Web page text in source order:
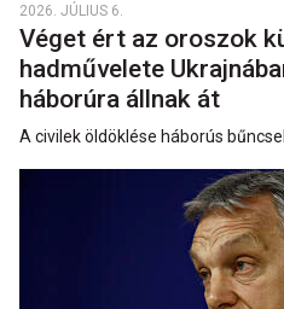
2026. JÚLIUS 6.
Véget ért az oroszok
hadművelete
háborúra állnak át
A civilek öldöklése háborús